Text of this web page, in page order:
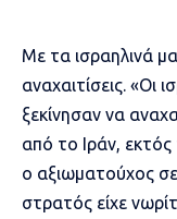
Με τα ισραηλινά
αναχαιτίσεις. «Οι
ξεκίνησαν να
από το Ιράν,
ο αξιωματούχος
στρατός είχε